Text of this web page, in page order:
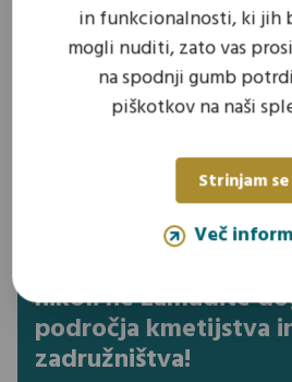
Vabljeni, da v torek, 7. marca
oddaji Zadružni odmevi na
Preberi
nikoli ne zamudite
področja kmetijstva
zadružništva!
in funkcionalnosti, ki jih
mogli nuditi, zato vas
na spodnji gumb
piškotkov na naši
Strinjam se
Več